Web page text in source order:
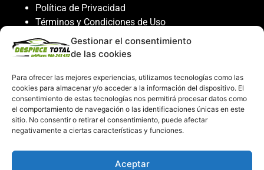
Gestionar el consentimiento
de las cookies
Para ofrecer las mejores experiencias, utilizamos tecnologías como las
cookies para almacenar y/o acceder a la información del dispositivo. El
consentimiento de estas tecnologías nos permitirá procesar datos como
el comportamiento de navegación o las identificaciones únicas en este
sitio. No consentir o retirar el consentimiento, puede afectar
negativamente a ciertas características y funciones.
Aceptar
Política de Privacidad
Términos y Condiciones de Uso
Política de Cookies
Servicio al cliente
Contacto
986 243 432
608 867 074
recambiosdespiecetotal@gmail.com
Mi cuenta